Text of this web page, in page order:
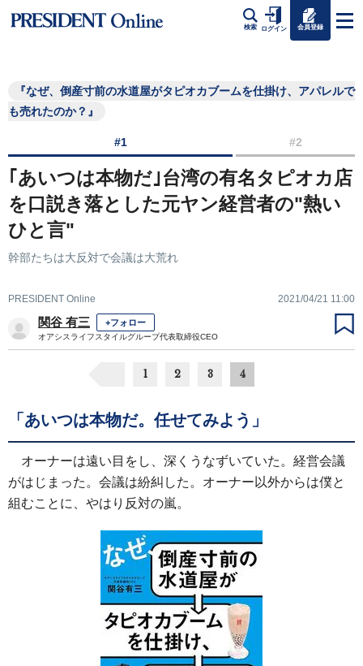
検索 ログイン 会員登録
『なぜ、倒産寸前の水道屋がタピオカブームを仕掛け、アパレルで
も売れたのか？』
#1 #2
｢あいつは本物だ｣台湾の有名タピオカ店
を口説き落とした元ヤン経営者の"熱い
ひと言"
幹部たちは大反対で会議は大荒れ
PRESIDENT Online 2021/04/21 11:00
関谷 有三 +フォロー
オアシスライフスタイルグループ代表取締役CEO
1 2 3 4
「あいつは本物だ。任せてみよう」
オーナーは遠い目をし、深くうなずいていた。経営会議
がはじまった。会議は紛糾した。オーナー以外からは僕と
組むことに、やはり反対の嵐。